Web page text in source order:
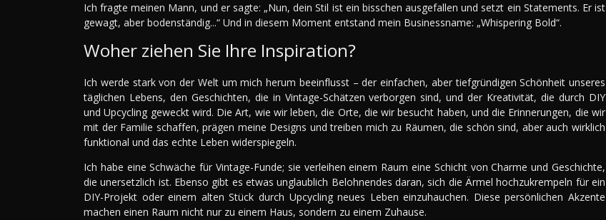
Ich fragte meinen Mann, und er sagte: „Nun, dein Stil ist ein bisschen ausgefallen und setzt ein Statements. Er ist
gewagt, aber bodenständig...“ Und in diesem Moment entstand mein Businessname: „Whispering Bold“.
Woher ziehen Sie Ihre Inspiration?
Ich werde stark von der Welt um mich herum beeinflusst – der einfachen, aber tiefgründigen Schönheit unseres
täglichen Lebens, den Geschichten, die in Vintage-Schätzen verborgen sind, und der Kreativität, die durch DIY
und Upcycling geweckt wird. Die Art, wie wir leben, die Orte, die wir besucht haben, und die Erinnerungen, die wir
mit der Familie schaffen, prägen meine Designs und treiben mich zu Räumen, die schön sind, aber auch wirklich
funktional und das echte Leben widerspiegeln.
Ich habe eine Schwäche für Vintage-Funde; sie verleihen einem Raum eine Schicht von Charme und Geschichte,
die unersetzlich ist. Ebenso gibt es etwas unglaublich Belohnendes daran, sich die Ärmel hochzukrempeln für ein
DIY-Projekt oder einem alten Stück durch Upcycling neues Leben einzuhauchen. Diese persönlichen Akzente
machen einen Raum nicht nur zu einem Haus, sondern zu einem Zuhause.